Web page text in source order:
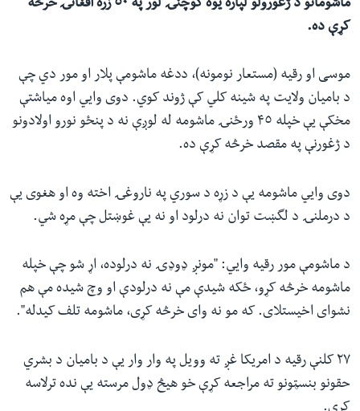
ماشومانو د ژغورولو لپاره یوه کوچنۍ لور په ٥٠ زره افغانۍ خرڅه
کړې ده.
موسی او رقیه (مستعار نومونه)، ددغه ماشومې پلار او مور دي چې
د بامیان ولایت په شینه کلي کې ژوند کوي. دوی وایي اوه میاشتې
مخکې یې خپله ۴٥ ورځنۍ ماشومه له لوږې نه د پنځو نورو اولادونو
د ژغورنې په مقصد خرڅه کړې ده.
دوی وایي ماشومه یې د زړه د سوري په ناروغۍ اخته وه او هغوی یې
د درملنۍ د لگښت توان نه درلود او نه یې غوښتل چې مړه شي.
د ماشومې مور رقیه وایي: "مونږ ډوډۍ نه درلوده، اړ شو چې خپله
ماشومه خرڅه کړو، ځکه شیدې مې نه درلودې او وچ شیده مې هم
نشوای اخیستلای. که مو نه وای خرڅه کړی، ماشومه تلف کیدله".
٢٧ کلنې رقیه د امریکا غږ ته وویل په وار وار یې د بامیان د بشري
حقونو بنسټونو ته مراجعه کړې خو هیڅ ډول مرسته یې نده ترلاسه